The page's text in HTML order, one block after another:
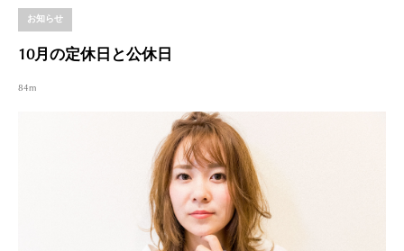
お知らせ
10月の定休日と公休日
84m